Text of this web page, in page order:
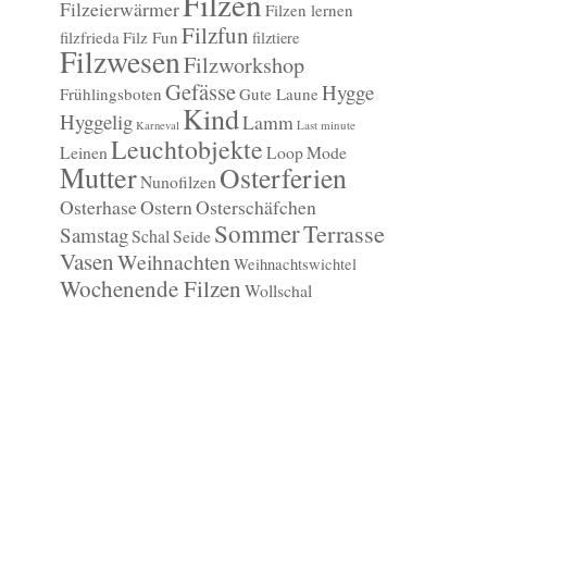
Filzeierwärmer
Filzen lernen
filzfriedaFilz Fun Filzfun filztiere
FilzwesenFilzworkshop
Frühlingsboten GefässeGute Laune Hygge
Hyggelig Karneval KindLamm Last minute
LeinenLeuchtobjekteLoopMode
MutterNunofilzen Osterferien
OsterhaseOsternOsterschäfchen
SamstagSchalSeideSommerTerrasse
VasenWeihnachtenWeihnachtswichtel
Wochenende FilzenWollschal